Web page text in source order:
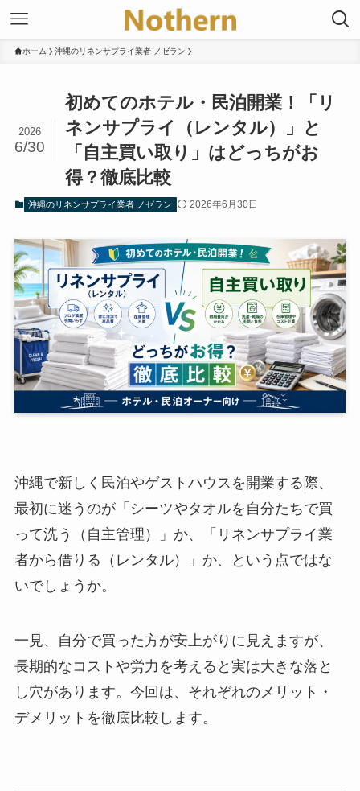
ホーム 沖縄のリネンサプライ業者 ノゼラン
初めてのホテル・民泊開業！「リ
ネンサプライ（レンタル）」と
「自主買い取り」はどっちがお
得？徹底比較
2026
6/30
沖縄のリネンサプライ業者 ノゼラン 2026年6月30日
沖縄で新しく民泊やゲストハウスを開業する際、
最初に迷うのが「シーツやタオルを自分たちで買
って洗う（自主管理）」か、「リネンサプライ業
者から借りる（レンタル）」か、という点ではな
いでしょうか。
一見、自分で買った方が安上がりに見えますが、
長期的なコストや労力を考えると実は大きな落と
し穴があります。今回は、それぞれのメリット・
デメリットを徹底比較します。